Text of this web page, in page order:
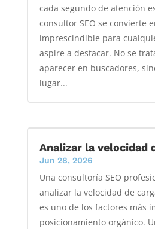
cada segundo de atención
consultor SEO se convierte
imprescindible para
aspire a destacar. No se
aparecer en buscadores,
lugar...
Analizar la velocidad
Jun 28, 2026
Una consultoría SEO
analizar la velocidad de
es uno de los factores más
posicionamiento orgánico.